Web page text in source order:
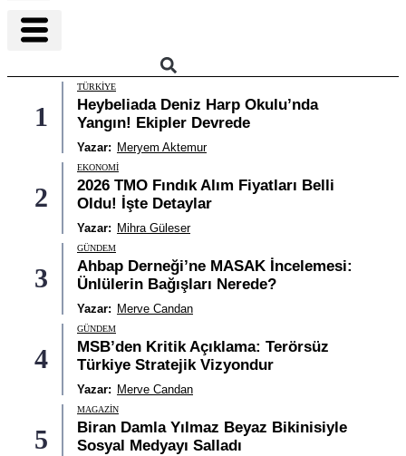
1
TÜRKIYE
Heybeliada Deniz Harp Okulu’nda
Yangın! Ekipler Devrede
Yazar: Meryem Aktemur
2
EKONOMI
2026 TMO Fındık Alım Fiyatları Belli
Oldu! İşte Detaylar
Yazar: Mihra Güleser
3
GÜNDEM
Ahbap Derneği’ne MASAK İncelemesi:
Ünlülerin Bağışları Nerede?
Yazar: Merve Candan
4
GÜNDEM
MSB’den Kritik Açıklama: Terörsüz
Türkiye Stratejik Vizyondur
Yazar: Merve Candan
5
MAGAZIN
Biran Damla Yılmaz Beyaz Bikinisiyle
Sosyal Medyayı Salladı